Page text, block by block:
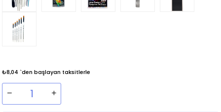
₺8,04 `den başlayan taksitlerle